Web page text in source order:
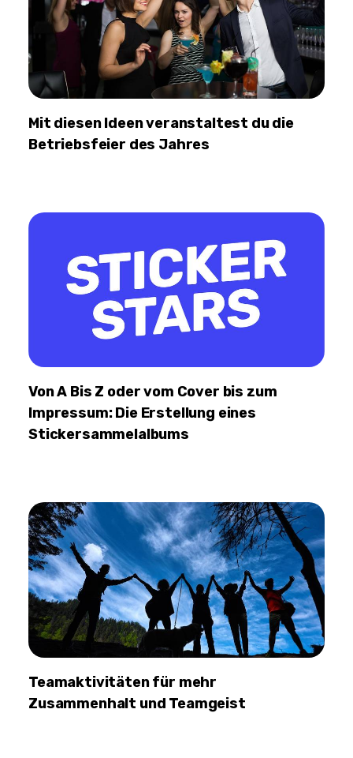
Mit diesen Ideen veranstaltest du die
Betriebsfeier des Jahres
Von A Bis Z oder vom Cover bis zum
Impressum: Die Erstellung eines
Stickersammelalbums
Teamaktivitäten für mehr
Zusammenhalt und Teamgeist